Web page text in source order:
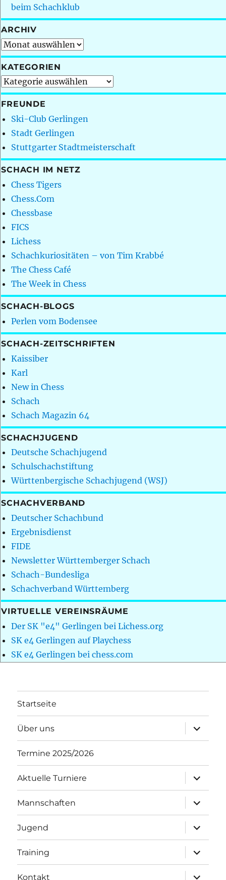
beim Schachklub
ARCHIV
Archiv
KATEGORIEN
Kategorien
FREUNDE
Ski-Club Gerlingen
Stadt Gerlingen
Stuttgarter Stadtmeisterschaft
SCHACH IM NETZ
Chess Tigers
Chess.Com
Chessbase
FICS
Lichess
Schachkuriositäten – von Tim Krabbé
The Chess Café
The Week in Chess
SCHACH-BLOGS
Perlen vom Bodensee
SCHACH-ZEITSCHRIFTEN
Kaissiber
Karl
New in Chess
Schach
Schach Magazin 64
SCHACHJUGEND
Deutsche Schachjugend
Schulschachstiftung
Württenbergische Schachjugend (WSJ)
SCHACHVERBAND
Deutscher Schachbund
Ergebnisdienst
FIDE
Newsletter Württemberger Schach
Schach-Bundesliga
Schachverband Württemberg
VIRTUELLE VEREINSRÄUME
Der SK "e4" Gerlingen bei Lichess.org
SK e4 Gerlingen auf Playchess
SK e4 Gerlingen bei chess.com
Startseite
Über uns
öffnen
Termine 2025/2026
Aktuelle Turniere
öffnen
Mannschaften
öffnen
Jugend
öffnen
Training
öffnen
Kontakt